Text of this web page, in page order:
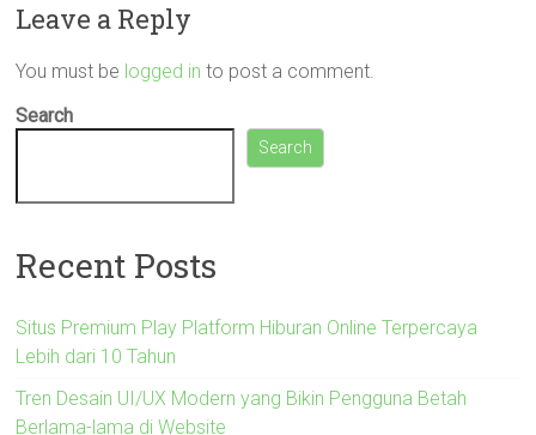
Leave a Reply
You must be logged in to post a comment.
Search
Search
Recent Posts
Situs Premium Play Platform Hiburan Online Terpercaya
Lebih dari 10 Tahun
Tren Desain UI/UX Modern yang Bikin Pengguna Betah
Berlama-lama di Website